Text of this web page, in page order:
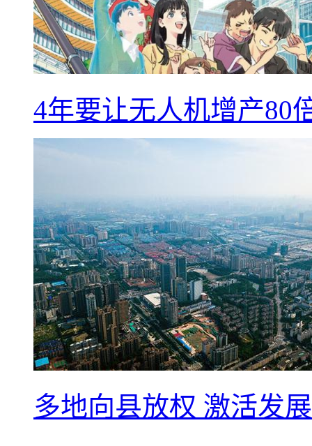
4年要让无人机增产80
多地向县放权 激活发